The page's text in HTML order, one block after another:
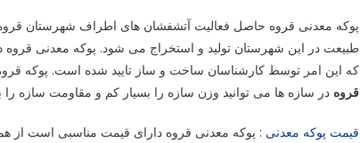
پوکه معدنی قروه حاصل فعالیت آتشفشان های اطراف شهرستان
طبیعت در این شهرستان تولید و استخراج می ‌شود. پوکه معدنی
که این امر توسط کارشناسان ساخت و ساز تایید شده است. پوکه قروه
قروه در سازه ها می ‌توانید وزن سازه را بسیار کم و مقاومت سازه را
قیمت پوکه معدنی : پوکه معدنی قروه دارای قیمت مناسبی است از